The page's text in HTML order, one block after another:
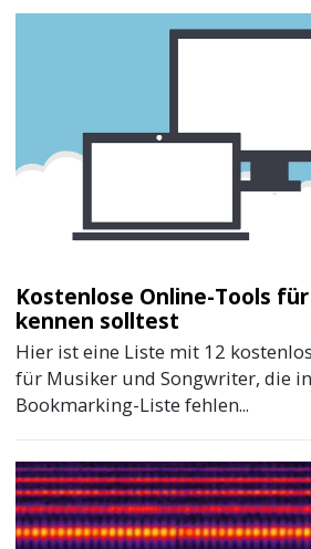
Kostenlose Online-Tools
kennen solltest
Hier ist eine Liste mit 12
für Musiker und Songwriter, die
Bookmarking-Liste fehlen...